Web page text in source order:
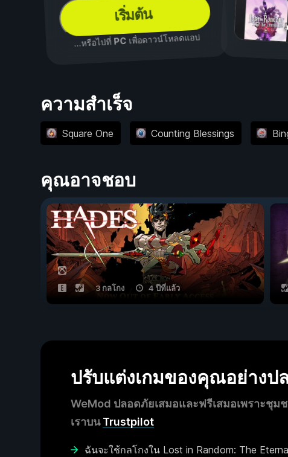
เริ่มต้น
...หรือไปที่ PCเพื่อดาวน์โหลดแอป
ความสำเร็จ
Square One Counting Blessings
คุณอาจชอบ
3 กลโกง 4 ปีที่แล้ว
ปรับแต่งเกมของคุณอย่างป
WeMod ปลอดภัยเสมอและฟรีเสมอเพราะชุม
เราบนTrustpilot
ฉันจะใช้กลโกงใน Lost in Random: The